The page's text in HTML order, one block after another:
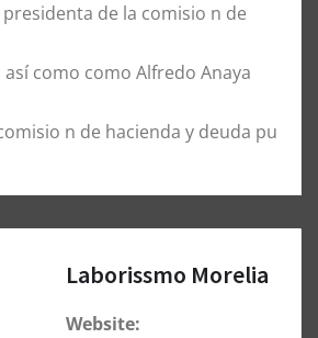
de la comisio n de
como como Alfredo Anaya
n de hacienda y deuda pu
Laborissmo Morelia
Website: